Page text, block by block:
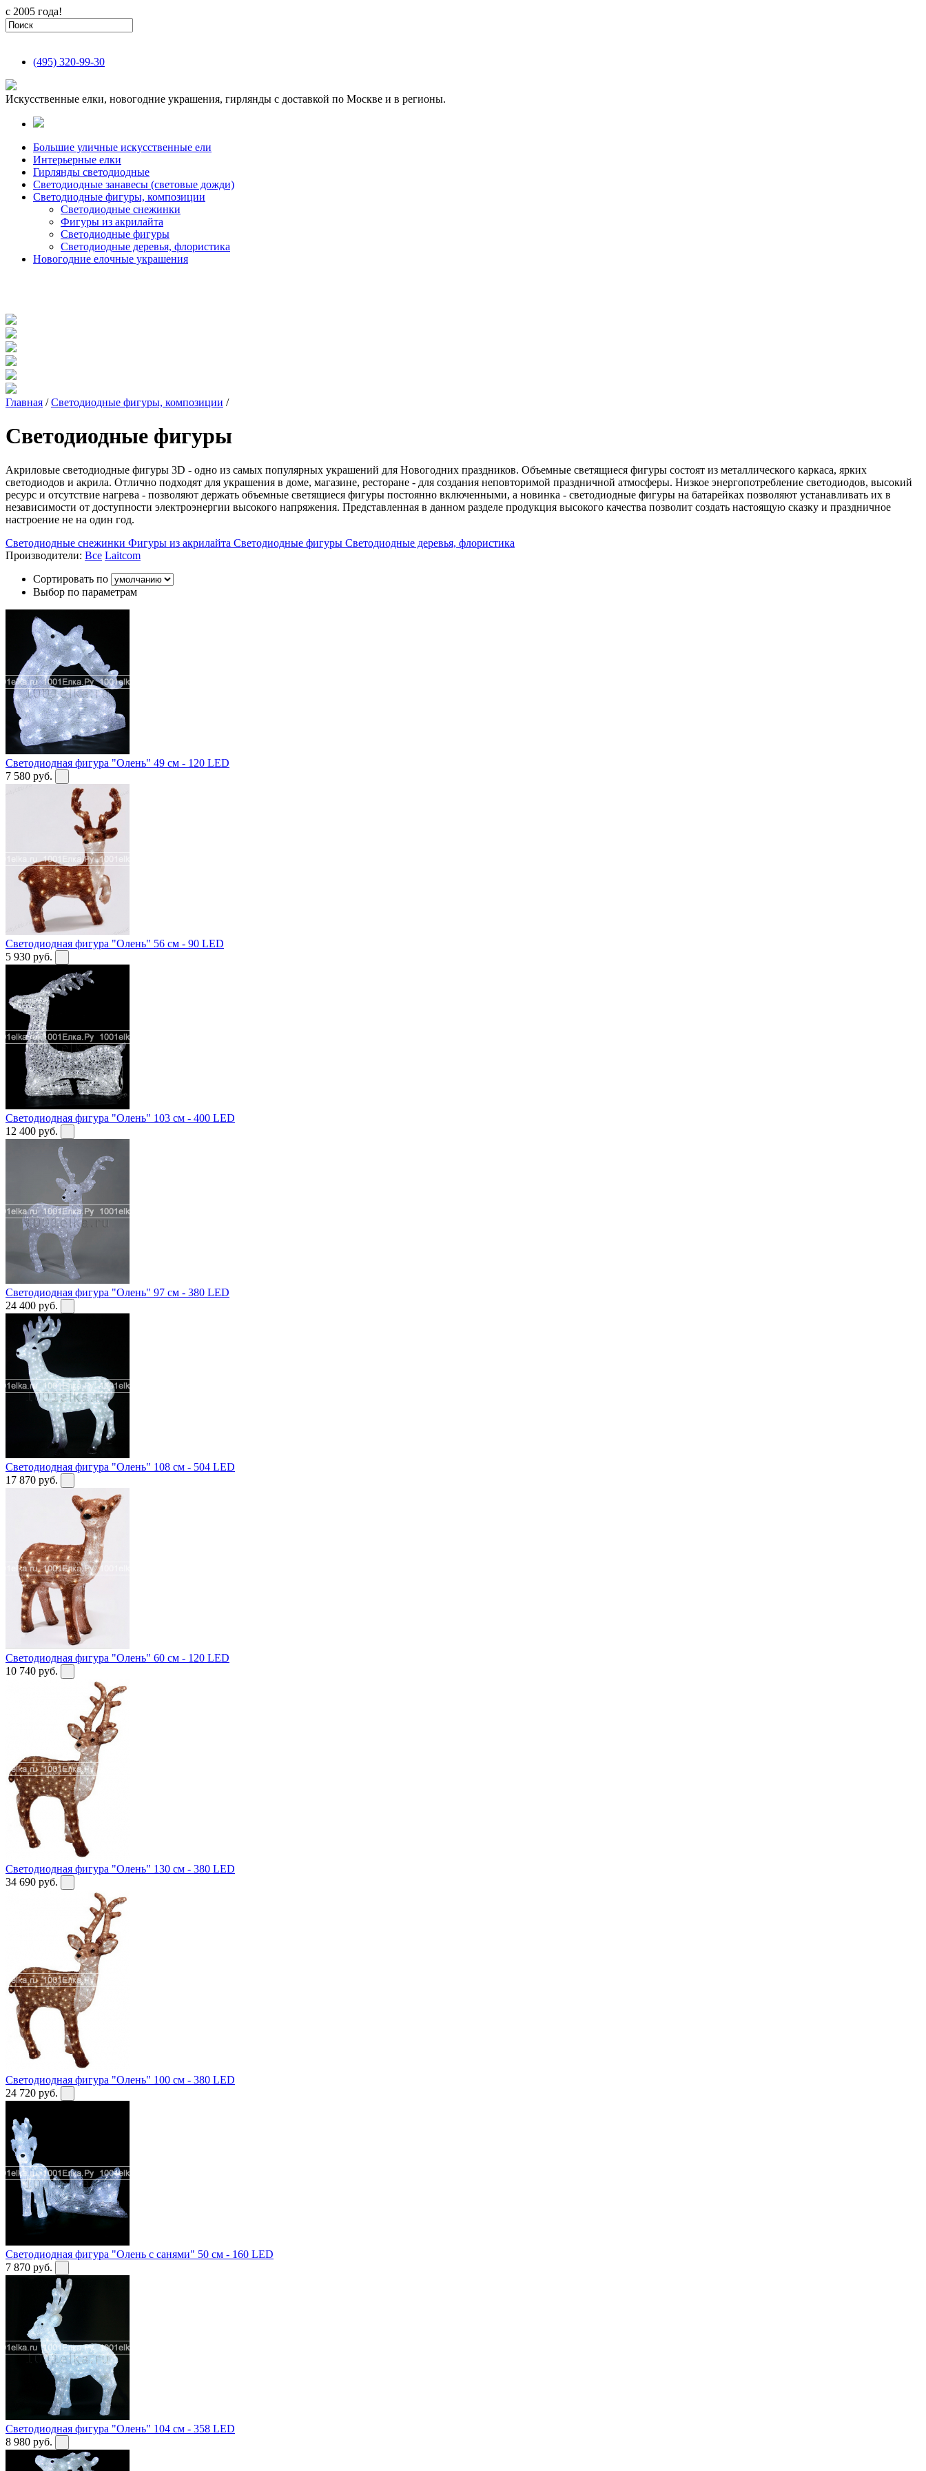
с 2005 года!
(495) 320-99-30
Искусственные елки, новогодние украшения, гирлянды с доставкой по Москве и в регионы.
Большие уличные искусственные ели
Интерьерные елки
Гирлянды светодиодные
Светодиодные занавесы (световые дожди)
Светодиодные фигуры, композиции
Светодиодные снежинки
Фигуры из акрилайта
Светодиодные фигуры
Светодиодные деревья, флористика
Новогодние елочные украшения
Главная / Светодиодные фигуры, композиции /
Светодиодные фигуры
Акриловые светодиодные фигуры 3D - одно из самых популярных украшений для Новогодних праздников. Объемные светящиеся фигуры состоят из металлического каркаса, ярких
светодиодов и акрила. Отлично подходят для украшения в доме, магазине, ресторане - для создания неповторимой праздничной атмосферы. Низкое энергопотребление светодиодов, высокий
ресурс и отсутствие нагрева - позволяют держать объемные светящиеся фигуры постоянно включенными, а новинка - светодиодные фигуры на батарейках позволяют устанавливать их в
независимости от доступности электроэнергии высокого напряжения. Представленная в данном разделе продукция высокого качества позволит создать настоящую сказку и праздничное
настроение не на один год.
Светодиодные снежинки Фигуры из акрилайта Светодиодные фигуры Светодиодные деревья, флористика
Производители: Все Laitcom
Сортировать по
Выбор по параметрам
Светодиодная фигура "Олень" 49 см - 120 LED
7 580 руб.
Светодиодная фигура "Олень" 56 см - 90 LED
5 930 руб.
Светодиодная фигура "Олень" 103 см - 400 LED
12 400 руб.
Светодиодная фигура "Олень" 97 см - 380 LED
24 400 руб.
Светодиодная фигура "Олень" 108 см - 504 LED
17 870 руб.
Светодиодная фигура "Олень" 60 см - 120 LED
10 740 руб.
Светодиодная фигура "Олень" 130 см - 380 LED
34 690 руб.
Светодиодная фигура "Олень" 100 см - 380 LED
24 720 руб.
Светодиодная фигура "Олень с санями" 50 см - 160 LED
7 870 руб.
Светодиодная фигура "Олень" 104 см - 358 LED
8 980 руб.